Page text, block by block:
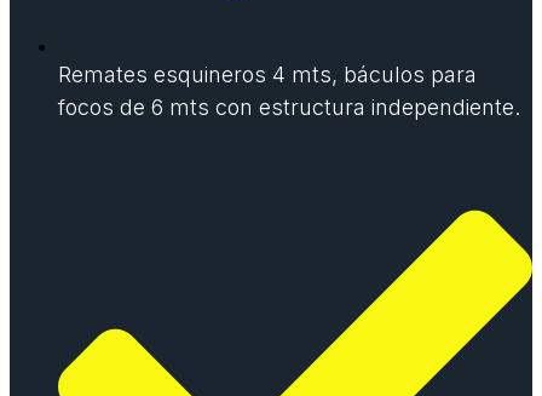
Remates esquineros 4 mts, báculos para
focos de 6 mts con estructura independiente.